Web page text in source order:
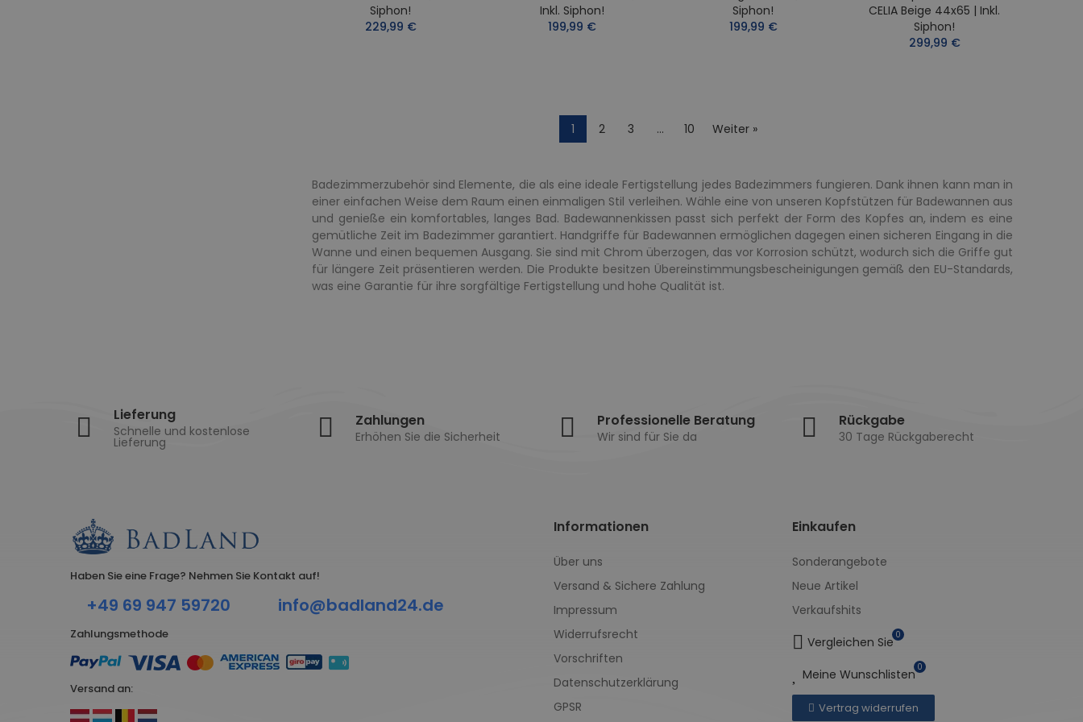
Siphon!
229,99 €
Inkl. Siphon!
199,99 €
Siphon!
199,99 €
CELIA Beige 44x65 | Inkl.
Siphon!
299,99 €
1 2 3 … 10 Weiter »
Badezimmerzubehör sind Elemente, die als eine ideale Fertigstellung jedes Badezimmers fungieren. Dank ihnen kann man in
einer einfachen Weise dem Raum einen einmaligen Stil verleihen. Wähle eine von unseren Kopfstützen für Badewannen aus
und genieße ein komfortables, langes Bad. Badewannenkissen passt sich perfekt der Form des Kopfes an, indem es eine
gemütliche Zeit im Badezimmer garantiert. Handgriffe für Badewannen ermöglichen dagegen einen sicheren Eingang in die
Wanne und einen bequemen Ausgang. Sie sind mit Chrom überzogen, das vor Korrosion schützt, wodurch sich die Griffe gut
für längere Zeit präsentieren werden. Die Produkte besitzen Übereinstimmungsbescheinigungen gemäß den EU-Standards,
was eine Garantie für ihre sorgfältige Fertigstellung und hohe Qualität ist.
Lieferung
Schnelle und kostenlose
Lieferung
Zahlungen
Erhöhen Sie die Sicherheit
Professionelle Beratung
Wir sind für Sie da
Rückgabe
30 Tage Rückgaberecht
Haben Sie eine Frage? Nehmen Sie Kontakt auf!
+49 69 947 59720 info@badland24.de
Zahlungsmethode
Versand an:
Informationen
Über uns
Versand & Sichere Zahlung
Impressum
Widerrufsrecht
Vorschriften
Datenschutzerklärung
GPSR
Einkaufen
Sonderangebote
Neue Artikel
Verkaufshits
Vergleichen Sie 0
Meine Wunschlisten 0
Vertrag widerrufen